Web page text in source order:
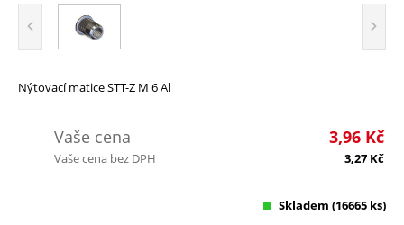
Nýtovací matice STT-Z M 6 Al
Vaše cena 3,96 Kč
Vaše cena bez DPH 3,27 Kč
Skladem (16665 ks)